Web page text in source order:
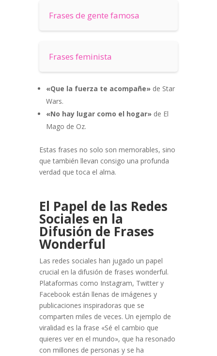
Frases de gente famosa
Frases feminista
«Que la fuerza te acompañe»de Star
Wars.
«No hay lugar como el hogar»de El
Mago de Oz.
Estas frases no solo son memorables, sino
que también llevan consigo una profunda
verdad que toca el alma.
El Papel de las Redes
Sociales en la
Difusión de Frases
Wonderful
Las redes sociales han jugado un papel
crucial en la difusión de frases wonderful.
Plataformas como Instagram, Twitter y
Facebook están llenas de imágenes y
publicaciones inspiradoras que se
comparten miles de veces. Un ejemplo de
viralidad es la frase «Sé el cambio que
quieres ver en el mundo», que ha resonado
con millones de personas y se ha